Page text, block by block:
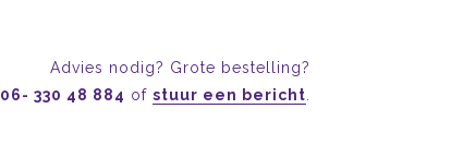
Advies nodig? Grote bestelling?
06- 330 48 884 of stuur een bericht